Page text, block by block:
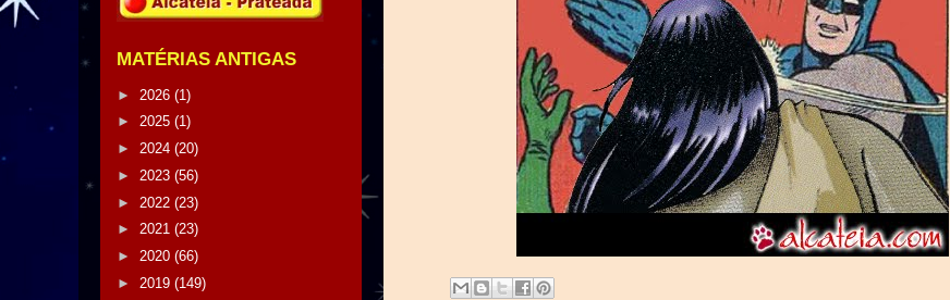
MATÉRIAS ANTIGAS
► 2026 (1)
► 2025 (1)
► 2024 (20)
► 2023 (56)
► 2022 (23)
► 2021 (23)
► 2020 (66)
► 2019 (149)